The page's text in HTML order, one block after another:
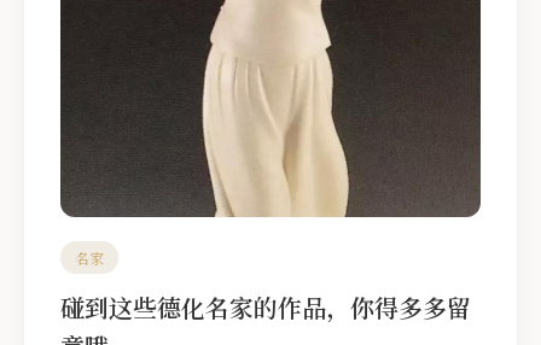
名家
碰到这些德化名家的作品，你得多多留